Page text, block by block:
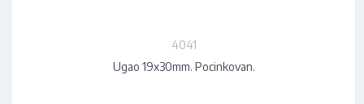
4041
Ugao 19x30mm. Pocinkovan.